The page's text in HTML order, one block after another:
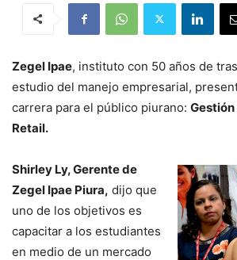
Zegel Ipae, instituto con 50 años de
estudio del manejo empresarial,
carrera para el público piurano:
Retail.
Shirley Ly, Gerente de
Zegel Ipae Piura, dijo que
uno de los objetivos es
capacitar a los estudiantes
en medio de un mercado